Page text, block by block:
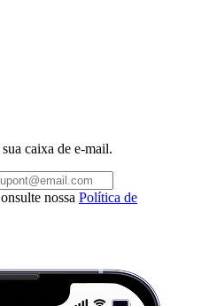
caixa de e-mail.
nossa Política de